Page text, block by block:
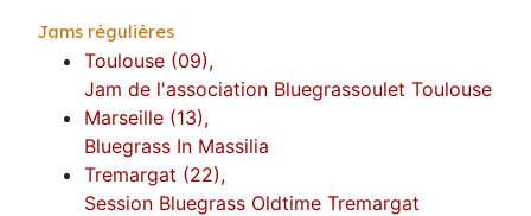
Jams régulières
Toulouse (09),
Jam de l'association Bluegrassoulet Toulouse
Marseille (13),
Bluegrass In Massilia
Tremargat (22),
Session Bluegrass Oldtime Tremargat